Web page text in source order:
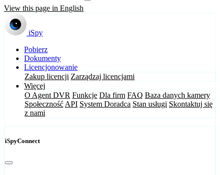
View this page in English
iSpy
Pobierz
Dokumenty
Licencjonowanie
Zakup licencji Zarządzaj licencjami
Więcej
O Agent DVR Funkcje Dla firm FAQ Baza danych kamery
Społeczność API System Doradca Stan usługi Skontaktuj się
z nami
iSpyConnect